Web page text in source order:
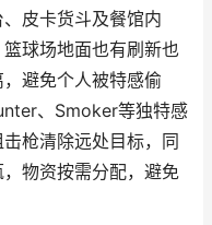
皮卡货斗及餐馆内
球场地面也有刷新也
避免个人被特感偷
、Smoker等独特感
枪清除远处目标，同
物资按需分配，避免